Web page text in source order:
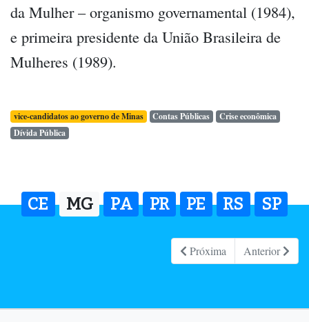
da Mulher – organismo governamental (1984),
e primeira presidente da União Brasileira de
Mulheres (1989).
vice-candidatos ao governo de Minas Contas Públicas
Crise econômica
Dívida Pública
CE MG PA PR PE RS SP
Próxima Anterior